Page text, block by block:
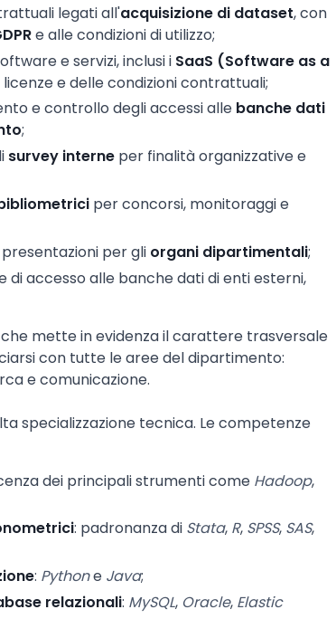
legati all'acquisizione di dataset, con
e alle condizioni di utilizzo;
e servizi, inclusi i SaaS (Software as a
e delle condizioni contrattuali;
e controllo degli accessi alle banche dati
;
survey interne per finalità organizzative e
per concorsi, monitoraggi e
per gli organi dipartimentali;
di accesso alle banche dati di enti esterni,
mette in evidenza il carattere trasversale
con tutte le aree del dipartimento:
e comunicazione.
specializzazione tecnica. Le competenze
dei principali strumenti come Hadoop,
: padronanza di Stata, R, SPSS, SAS,
: Pythone Java;
relazionali: MySQL, Oracle, Elastic